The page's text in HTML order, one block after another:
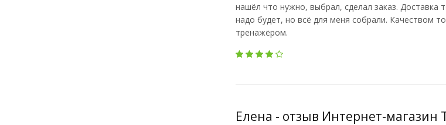
нашёл что нужно, выбрал, сделал заказ. Доставка
надо будет, но всё для меня собрали. Качеством
тренажёром.
Елена - отзыв Интернет-магазин